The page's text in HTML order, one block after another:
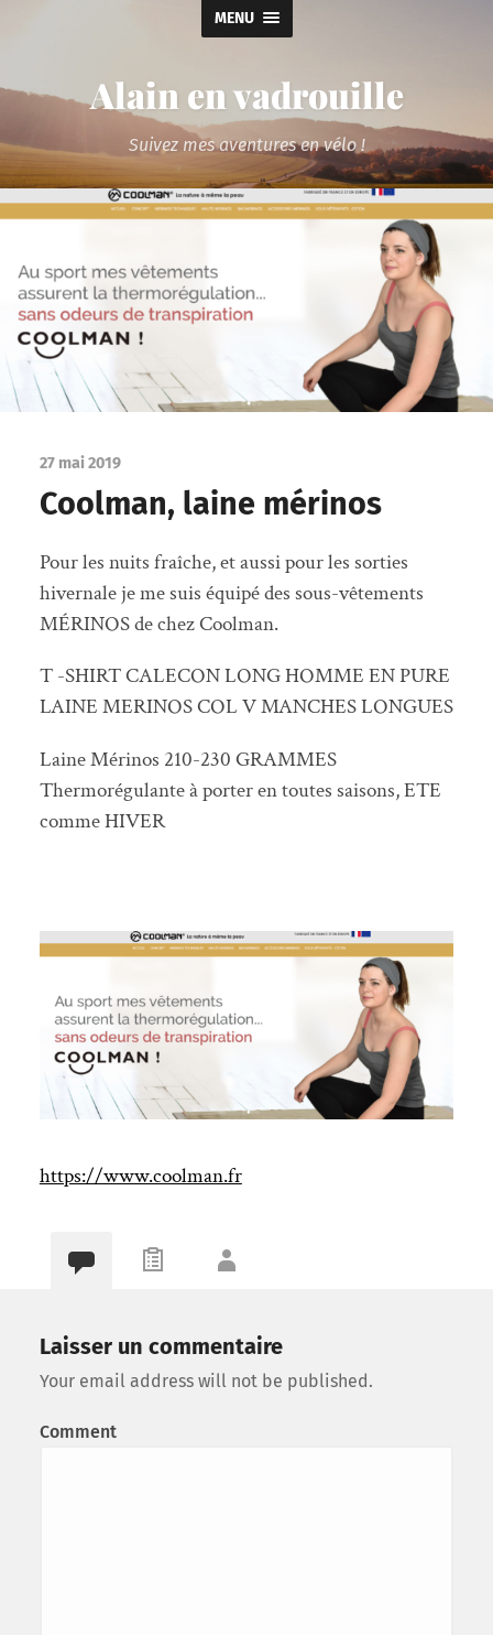
MENU
Alain en vadrouille
Suivez mes aventures en vélo !
27 mai 2019
Coolman, laine mérinos
Pour les nuits fraîche, et aussi pour les sorties
hivernale je me suis équipé des sous-vêtements
MÉRINOS de chez Coolman.
T -SHIRT CALECON LONG HOMME EN PURE
LAINE MERINOS COL V MANCHES LONGUES
Laine Mérinos 210-230 GRAMMES
Thermorégulante à porter en toutes saisons, ETE
comme HIVER
https://www.coolman.fr
Laisser un commentaire
Your email address will not be published.
Comment